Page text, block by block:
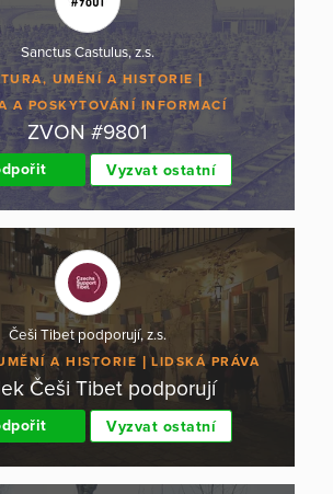
Sanctus Castulus, z.s.
UMĚNÍ A HISTORIE
A POSKYTOVÁNÍ INFORMACÍ
ZVON #9801
Vyzvat ostatní
Češi Tibet podporují, z.s.
A HISTORIE LIDSKÁ PRÁVA
Češi Tibet podporují
Vyzvat ostatní